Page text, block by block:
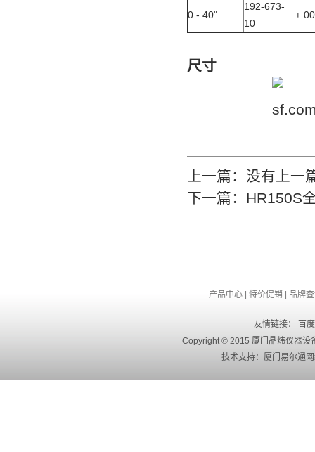
0 - 40"
192-673-
10
±
尺寸
上一篇：没有上一
下一篇： HR150S
产品中心| 特价促销 品牌
友情链接：
百度
Copyright © 2015 厦门晶炜仪器设
技术支持： 厦门易尔通